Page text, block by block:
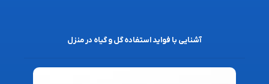
آشنایی با فواید استفاده گل و گیاه در منزل